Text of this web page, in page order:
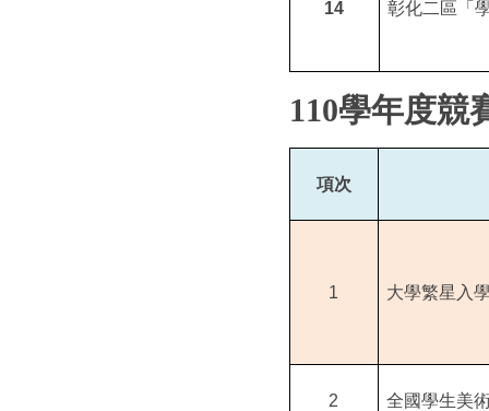
14 彰化二區「
110學年度競
項次
1 大學繁星入
2 全國學生美